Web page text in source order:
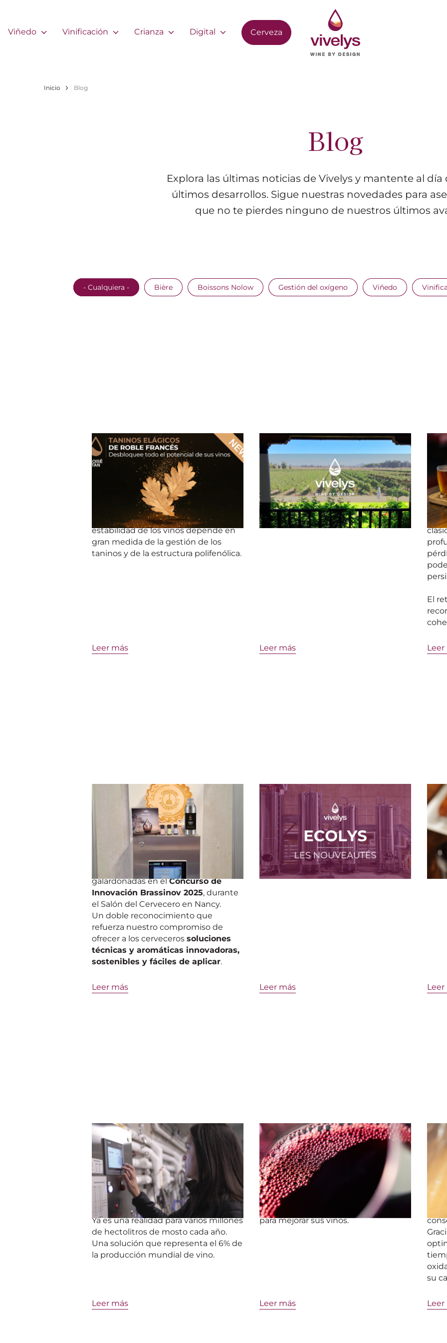
Viñedo Vinificación Crianza Digital Cerveza
Ruta de navegación
Inicio Blog
Blog
Explora las últimas noticias de Vivelys y mantente al día
últimos desarrollos. Sigue nuestras novedades para
que no te pierdes ninguno de nuestros últimos
- Cualquiera - Bière Boissons Nolow Gestión del oxígeno Viñedo
MADERA ENOLÓGICA Y CRIANZA
Todos los recursos para
construir sus perfiles de vino,
por fin reunidos.
Revele el potencial de sus vinos
con Boisé Tan
El control del equilibrio y la
estabilidad de los vinos depende en
gran medida de la gestión de los
taninos y de la estructura polifenólica.
Leer más
VIÑEDO
Rumbo a Chile para la vendimia
2026
¿Cómo se están desarrollando estas
vendimias y qué pueden
enseñarnos?
Leer más
El
El
Leer
Vivelys premiado en Brassinov
2025: Visio 0.0 y Boisé Absolu en
el centro de la escena
Estamos orgullosos de anunciar que
dos de nuestras innovaciones
Visio® 0.0
Boisé® Absolu
galardonadas en elConcurso de
Innovación Brassinov 2025, durante
el Salón del Cervecero en Nancy.
Un doble reconocimiento que
refuerza nuestro compromiso de
ofrecer a los cerveceros soluciones
técnicas y aromáticas innovadoras,
sostenibles y fáciles de aplicar.
Leer más
VINIFICACIÓN
ECOLYS : Novedades
Ecolys,
la solución que acompaña a los
viticultores y cerveceros
en el control y la optimización de sus
fermentaciones.
Leer más
La
El
Leer
VINIFICACIÓN
ECOLYS® INJECTION AUTO: LA
SERENIDAD EN EL CORAZÓN
DE TUS FERMENTOS
¿Necesitas fermentaciones sin estrés
y sesiones de embotellado seguras?
¡Con ECOLYS® es posible!
Ya es una realidad para varios millones
de hectolitros de mosto cada año.
Una solución que representa el 6% de
la producción mundial de vino.
Leer más
GESTIÓN DEL OXÍGENO
Utilizar sabiamente el oxígeno
para convertirlo en un aliado en
la elaboración del vino
El oxígeno es un bien precioso en la
elaboración del vino. Descubra cómo
utilizarlo de forma sencilla y eficaz
para mejorar sus vinos.
Leer más
de
su
Leer